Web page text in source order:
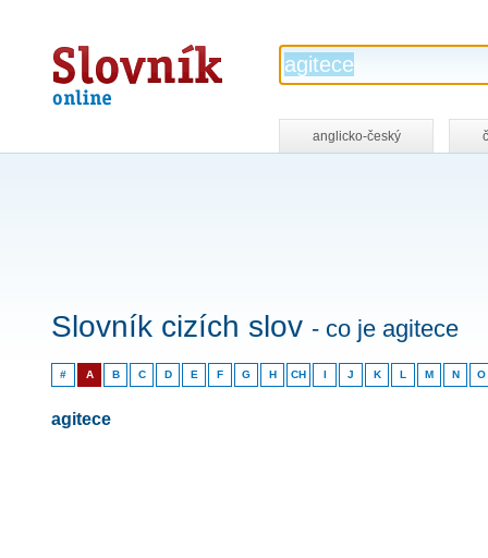
Slovník
online
anglicko-český
Slovník cizích slov - co je agitece
# A B C D E F G H CH I J K L M N O
agitece